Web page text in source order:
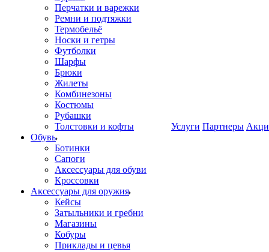
Перчатки и варежки
Ремни и подтяжки
Термобельё
Носки и гетры
Футболки
Шарфы
Брюки
Жилеты
Комбинезоны
Костюмы
Рубашки
Толстовки и кофты
Обувь
Ботинки
Сапоги
Аксессуары для обуви
Кроссовки
Аксессуары для оружия
Кейсы
Затыльники и гребни
Магазины
Кобуры
Приклады и цевья
Услуги Партнеры